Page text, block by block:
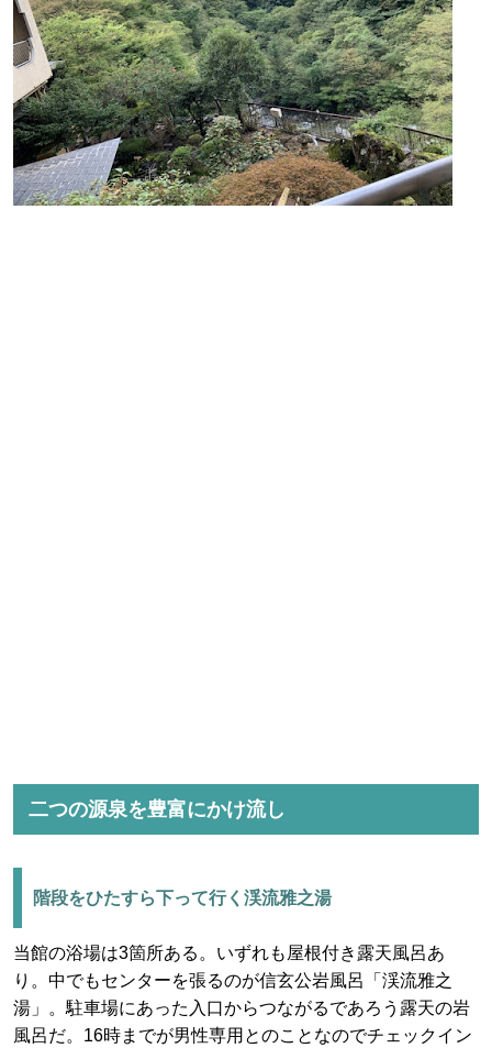
二つの源泉を豊富にかけ流し
階段をひたすら下って行く渓流雅之湯
当館の浴場は3箇所ある。いずれも屋根付き露天風呂あ
り。中でもセンターを張るのが信玄公岩風呂「渓流雅之
湯」。駐車場にあった入口からつながるであろう露天の岩
風呂だ。16時までが男性専用とのことなのでチェックイン